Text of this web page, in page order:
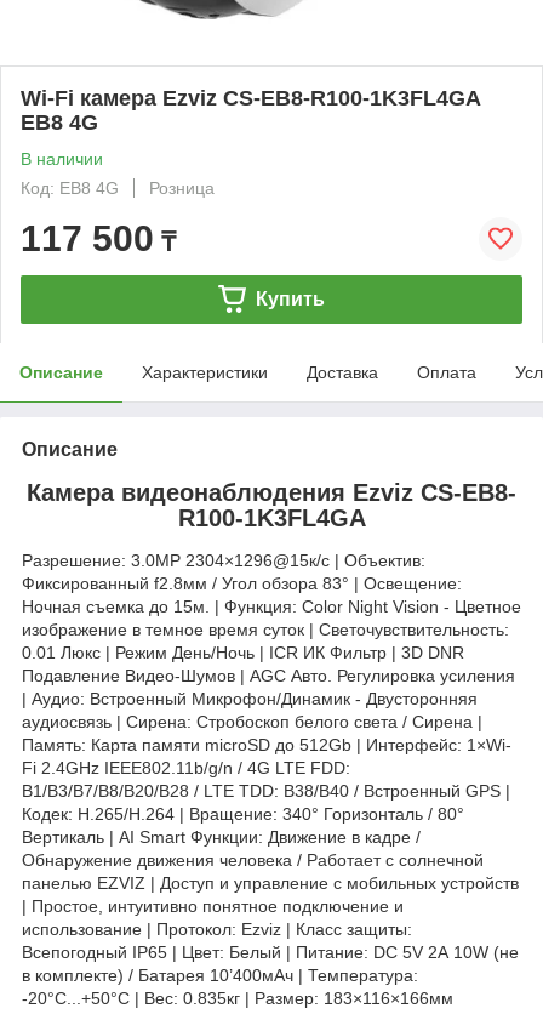
Wi-Fi камера Ezviz CS-EB8-R100-1K3FL4GA
EB8 4G
В наличии
Код: EB8 4G
Розница
117 500 ₸
Купить
Описание Характеристики Доставка Оплата
Описание
Камера видеонаблюдения Ezviz CS-EB8-
R100-1K3FL4GA
Разрешение: 3.0MP 2304×1296@15к/с | Объектив:
Фиксированный f2.8мм / Угол обзора 83° | Освещение:
Ночная съемка до 15м. | Функция: Color Night Vision - Цветное
изображение в темное время суток | Светочувствительность:
0.01 Люкс | Режим День/Ночь | ICR ИК Фильтр | 3D DNR
Подавление Видео-Шумов | AGC Авто. Регулировка усиления
| Аудио: Встроенный Микрофон/Динамик - Двусторонняя
аудиосвязь | Сирена: Стробоскоп белого света / Сирена |
Память: Карта памяти microSD до 512Gb | Интерфейс: 1×Wi-
Fi 2.4GHz IEEE802.11b/g/n / 4G LTE FDD:
B1/B3/B7/B8/B20/B28 / LTE TDD: B38/B40 / Встроенный GPS |
Кодек: H.265/H.264 | Вращение: 340° Горизонталь / 80°
Вертикаль | AI Smart Функции: Движение в кадре /
Обнаружение движения человека / Работает с солнечной
панелью EZVIZ | Доступ и управление с мобильных устройств
| Простое, интуитивно понятное подключение и
использование | Протокол: Ezviz | Класс защиты:
Всепогодный IP65 | Цвет: Белый | Питание: DC 5V 2А 10W (не
в комплекте) / Батарея 10’400мAч | Температура:
-20°C...+50°C | Вес: 0.835кг | Размер: 183×116×166мм